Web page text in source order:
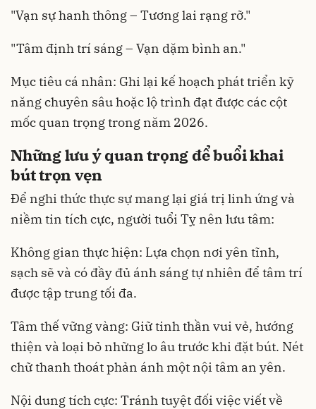
"Vạn sự hanh thông – Tương lai rạng rỡ."
"Tâm định trí sáng – Vạn dặm bình an."
Mục tiêu cá nhân: Ghi lại kế hoạch phát triển kỹ
năng chuyên sâu hoặc lộ trình đạt được các cột
mốc quan trọng trong năm 2026.
Những lưu ý quan trọng để buổi khai
bút trọn vẹn
Để nghi thức thực sự mang lại giá trị linh ứng và
niềm tin tích cực, người tuổi Tỵ nên lưu tâm:
Không gian thực hiện: Lựa chọn nơi yên tĩnh,
sạch sẽ và có đầy đủ ánh sáng tự nhiên để tâm trí
được tập trung tối đa.
Tâm thế vững vàng: Giữ tinh thần vui vẻ, hướng
thiện và loại bỏ những lo âu trước khi đặt bút. Nét
chữ thanh thoát phản ánh một nội tâm an yên.
Nội dung tích cực: Tránh tuyệt đối việc viết về